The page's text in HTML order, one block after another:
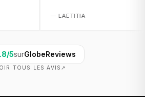
LAETITIA
/5surGlobeReviews
TOUS LES AVIS ↗